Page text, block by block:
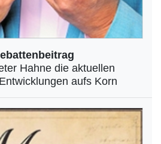
Hahne die aktuellen
aufs Korn